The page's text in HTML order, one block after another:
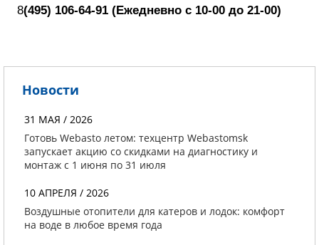
8(495) 106-64-91 (Ежедневно с 10-00 до 21-00)
Новости
31 МАЯ / 2026
Готовь Webasto летом: техцентр Webastomsk
запускает акцию со скидками на диагностику и
монтаж с 1 июня по 31 июля
10 АПРЕЛЯ / 2026
Воздушные отопители для катеров и лодок: комфорт
на воде в любое время года